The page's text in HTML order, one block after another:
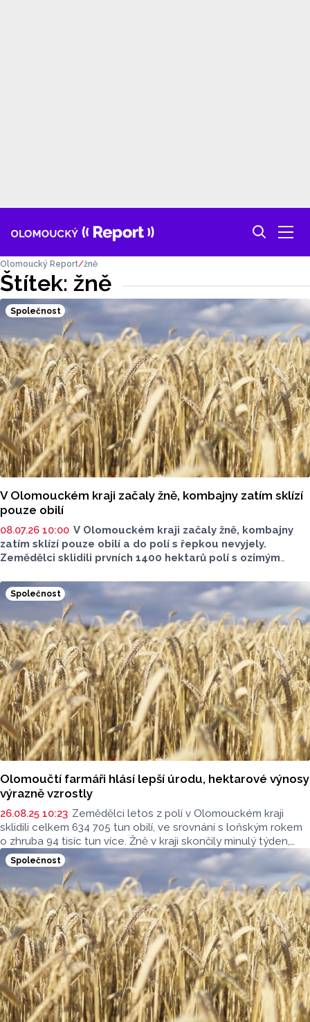
Štítek: žně
Olomoucký Report žně
Společnost
V Olomouckém kraji začaly žně, kombajny zatím sklízí
pouze obilí
08.07.26 10:00 V Olomouckém kraji začaly žně, kombajny
zatím sklízí pouze obilí a do polí s řepkou nevyjely.
Zemědělci sklidili prvních 1400 hektarů polí s ozimým
hektarů polí, meziročně o 3500 méně. Na dalších 21 422
hektarech polí letos roste řepka. Vyplývá to z údajů, které
dnes zveřejnilo ministerstvo zemědělství. Začátek sklizně
v posledních dnech zpomalilo deštivé počasí.
Společnost
Olomoučtí farmáři hlásí lepší úrodu, hektarové výnosy
výrazně vzrostly
26.08.25 10:23 Zemědělci letos z polí v Olomouckém kraji
sklidili celkem 634 705 tun obilí, ve srovnání s loňským rokem
o zhruba 94 tisíc tun více. Žně v kraji skončily minulý týden,
hektarové výnosy jsou v meziročním srovnání vyšší u obilí
i řepky. Začátek sklizně v kraji zbrzdilo deštivé počasí, žně
nakonec skončily zhruba ve stejnou dobu jako loni. Vyplývá
to z údajů, které dnes zveřejnilo ministerstvo zemědělství
(MZe).
Společnost